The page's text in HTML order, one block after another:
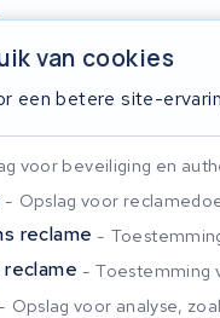
jaar garantie
van cookies
een betere site-
voor beveiliging en
Opslag voor
reclame
Toestemming
Opslag voor analyse,
Sluiten